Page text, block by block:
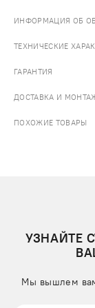
ИНФОРМАЦИЯ ОБ
ТЕХНИЧЕСКИЕ
ГАРАНТИЯ
ДОСТАВКА И
ПОХОЖИЕ ТОВАРЫ
УЗНАЙТЕ
Мы вышлем